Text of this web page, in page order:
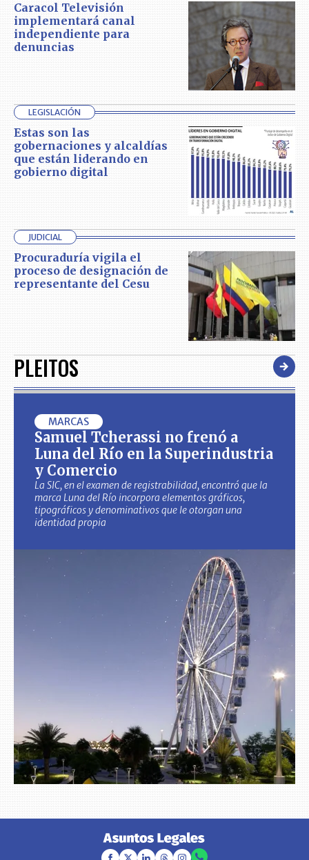
Caracol Televisión
implementará canal
independiente para
denuncias
LEGISLACIÓN
Estas son las
gobernaciones y alcaldías
que están liderando en
gobierno digital
JUDICIAL
Procuraduría vigila el
proceso de designación de
representante del Cesu
PLEITOS
MARCAS
Samuel Tcherassi no frenó a
Luna del Río en la Superindustria
y Comercio
La SIC, en el examen de registrabilidad, encontró que la
marca Luna del Río incorpora elementos gráficos,
tipográficos y denominativos que le otorgan una
identidad propia